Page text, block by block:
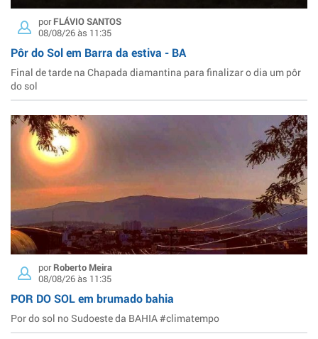
porFLÁVIO SANTOS
08/08/26 às 11:35
Pôr do Sol em Barra da estiva - BA
Final de tarde na Chapada diamantina para finalizar o dia um pôr
do sol
porRoberto Meira
08/08/26 às 11:35
POR DO SOL em brumado bahia
Por do sol no Sudoeste da BAHIA #climatempo